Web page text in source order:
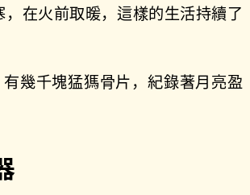
，在火前取暖，這樣的生活持續了
幾千塊猛獁骨片，紀錄著月亮盈